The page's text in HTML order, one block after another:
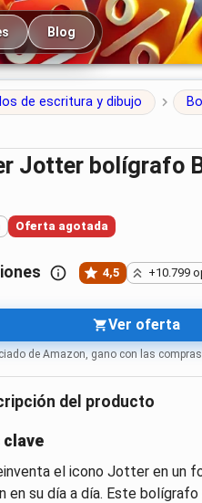
Blog
de escritura y dibujo
Jotter bolígrafo
Oferta agotada
4,5 +10.799
Ver oferta
de Amazon, gano con las
del producto
clave
el icono Jotter en un
en su día a día. Este